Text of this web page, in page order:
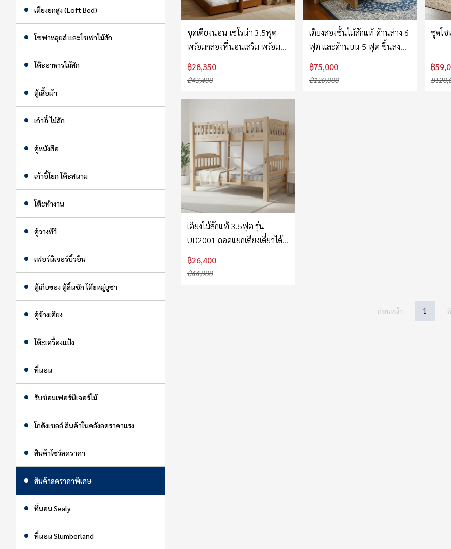
ติดต่อ
เรา
เตียงยกสูง (Loft Bed)
โซฟาหลุยส์ และโซฟาไม้สัก
โต๊ะอาหารไม้สัก
ตู้เสื้อผ้า
เก้าอี้ ไม้สัก
ตู้หนังสือ
เก้าอี้โยก โต๊ะสนาม
โต๊ะทำงาน
ตู้วางทีวี
เฟอร์นิเจอร์บิ้วอิน
ตู้เก็บของ ตู้ลิ้นชัก โต๊ะหมู่บูชา
ตู้ข้างเตียง
โต๊ะเครื่องแป้ง
ที่นอน
รับซ่อมเฟอร์นิเจอร์ไม้
โกดังเซลล์ สินค้าในคลังลดราคาแรง
สินค้าโชว์ลดราคา
สินค้าลดราคาพิเศษ
ที่นอน Sealy
ที่นอน Slumberland
ขุดเตียงนอน เซโรน่า 3.5ฟุต
พร้อมกล่องที่นอนเสริม พร้อม
ที่นอน
฿28,350
฿43,400
เตียงสองชั้นไม้สักแท้ ด้านล่าง 6
ฟุต และด้านบน 5 ฟุต ขึ้นลง
สะดวก
฿75,000
฿120,000
ชุดโ
฿
฿
เตียงไม้สักแท้ 3.5ฟุต รุ่น
UD2001 ถอดแยกเตียงเดี่ยวได้
ทำสีบีช
฿26,400
฿44,000
ก่อนหน้า 1